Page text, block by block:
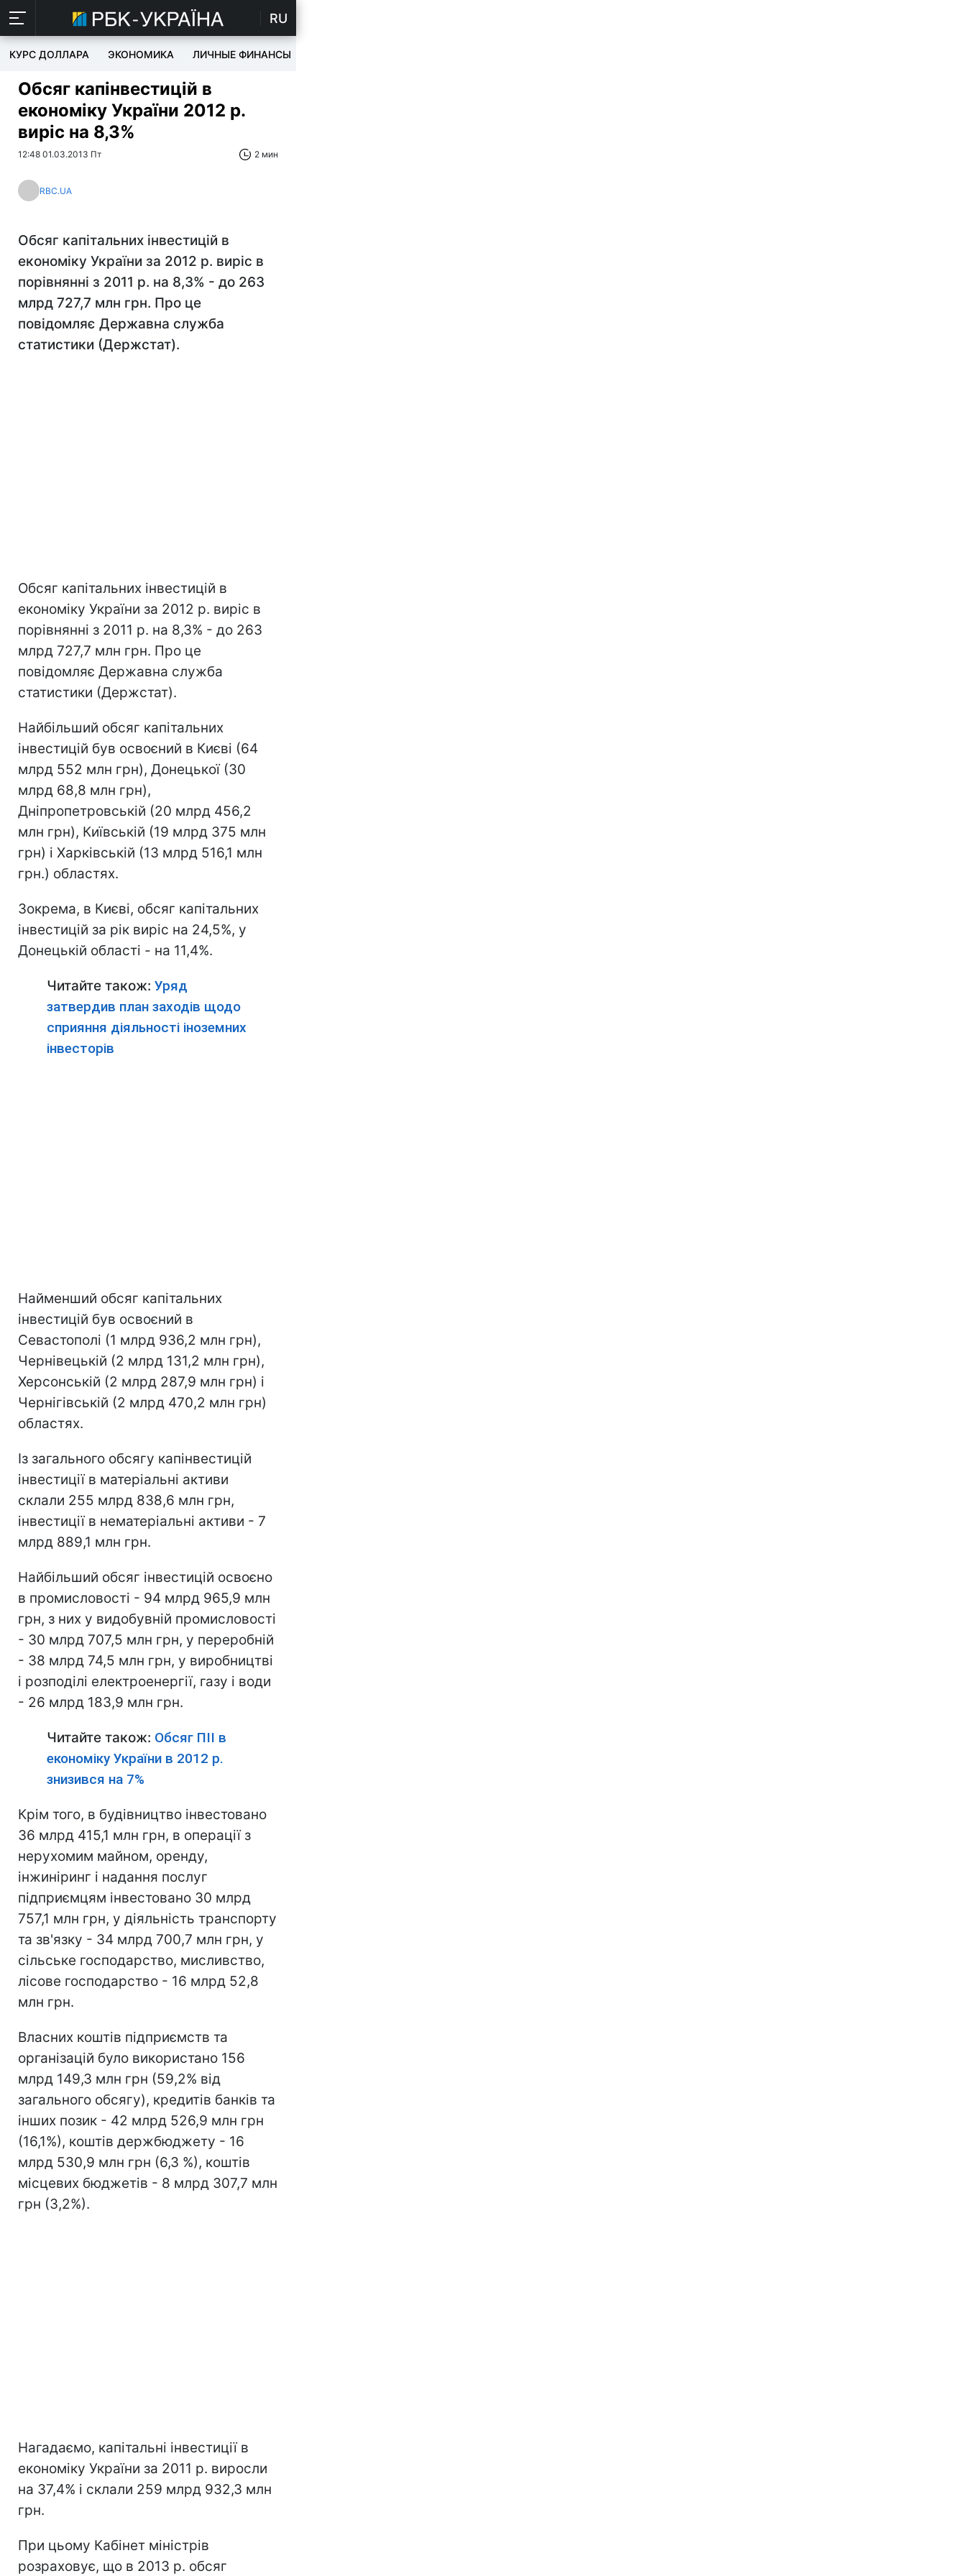
RU
КУРС ДОЛЛАРА ЭКОНОМИКА ЛИЧНЫЕ ФИНАНСЫ
Обсяг капінвестицій в
економіку України 2012 р.
виріс на 8,3%
12:48 01.03.2013 Пт 2 мин
RBC.UA
Обсяг капітальних інвестицій в
економіку України за 2012 р. виріс в
порівнянні з 2011 р. на 8,3% - до 263
млрд 727,7 млн грн. Про це
повідомляє Державна служба
статистики (Держстат).
Обсяг капітальних інвестицій в
економіку України за 2012 р. виріс в
порівнянні з 2011 р. на 8,3% - до 263
млрд 727,7 млн грн. Про це
повідомляє Державна служба
статистики (Держстат).
Найбільший обсяг капітальних
інвестицій був освоєний в Києві (64
млрд 552 млн грн), Донецької (30
млрд 68,8 млн грн),
Дніпропетровській (20 млрд 456,2
млн грн), Київській (19 млрд 375 млн
грн) і Харківській (13 млрд 516,1 млн
грн.) областях.
Зокрема, в Києві, обсяг капітальних
інвестицій за рік виріс на 24,5%, у
Донецькій області - на 11,4%.
Читайте також: Уряд
затвердив план заходів щодо
сприяння діяльності іноземних
інвесторів
Найменший обсяг капітальних
інвестицій був освоєний в
Севастополі (1 млрд 936,2 млн грн),
Чернівецькій (2 млрд 131,2 млн грн),
Херсонській (2 млрд 287,9 млн грн) і
Чернігівській (2 млрд 470,2 млн грн)
областях.
Із загального обсягу капінвестицій
інвестиції в матеріальні активи
склали 255 млрд 838,6 млн грн,
інвестиції в нематеріальні активи - 7
млрд 889,1 млн грн.
Найбільший обсяг інвестицій освоєно
в промисловості - 94 млрд 965,9 млн
грн, з них у видобувній промисловості
- 30 млрд 707,5 млн грн, у переробній
- 38 млрд 74,5 млн грн, у виробництві
і розподілі електроенергії, газу і води
- 26 млрд 183,9 млн грн.
Читайте також: Обсяг ПІІ в
економіку України в 2012 р.
знизився на 7%
Крім того, в будівництво інвестовано
36 млрд 415,1 млн грн, в операції з
нерухомим майном, оренду,
інжиніринг і надання послуг
підприємцям інвестовано 30 млрд
757,1 млн грн, у діяльність транспорту
та зв'язку - 34 млрд 700,7 млн грн, у
сільське господарство, мисливство,
лісове господарство - 16 млрд 52,8
млн грн.
Власних коштів підприємств та
організацій було використано 156
млрд 149,3 млн грн (59,2% від
загального обсягу), кредитів банків та
інших позик - 42 млрд 526,9 млн грн
(16,1%), коштів держбюджету - 16
млрд 530,9 млн грн (6,3 %), коштів
місцевих бюджетів - 8 млрд 307,7 млн
грн (3,2%).
Нагадаємо, капітальні інвестиції в
економіку України за 2011 р. виросли
на 37,4% і склали 259 млрд 932,3 млн
грн.
При цьому Кабінет міністрів
розраховує, що в 2013 р. обсяг